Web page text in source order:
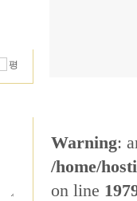
평
Warning:
/home/
on line